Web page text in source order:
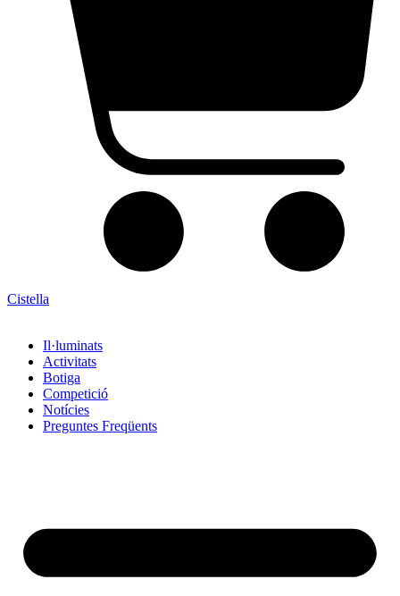
Cistella
Il·luminats
Activitats
Botiga
Competició
Notícies
Preguntes Freqüents